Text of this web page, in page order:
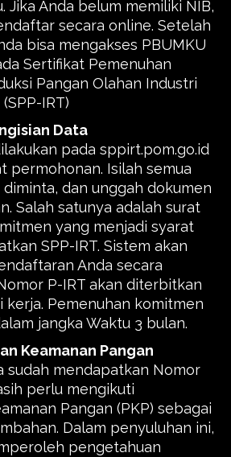
Jika Anda belum memiliki NIB,
secara online. Setelah
bisa mengakses PBUMKU
Sertifikat Pemenuhan
Pangan Olahan Industri
IRT)
Data
pada sppirt.pom.go.id
permohonan. Isilah semua
dan unggah dokumen
Salah satunya adalah surat
yang menjadi syarat
SPP-IRT. Sistem akan
Anda secara
P-IRT akan diterbitkan
kerja. Pemenuhan komitmen
jangka Waktu 3 bulan.
Keamanan Pangan
sudah mendapatkan Nomor
perlu mengikuti
Pangan (PKP) sebagai
Dalam penyuluhan ini,
pengetahuan